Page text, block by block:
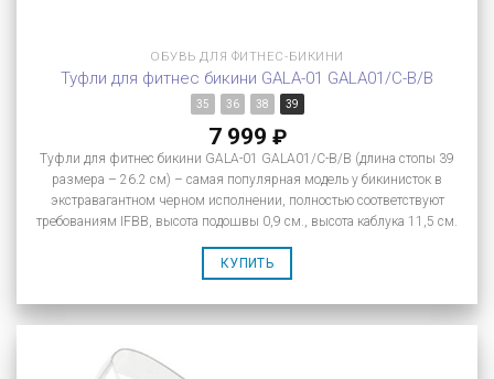
ОБУВЬ ДЛЯ ФИТНЕС-БИКИНИ
Туфли для фитнес бикини GALA-01 GALA01/C-B/B
35 36 38 39
7 999 ₽
Туфли для фитнес бикини GALA-01 GALA01/C-B/B (длина стопы 39
размера – 26.2 см) – самая популярная модель у бикинисток в
экстравагантном черном исполнении, полностью соответствуют
требованиям IFBB, высота подошвы 0,9 см., высота каблука 11,5 см.
КУПИТЬ